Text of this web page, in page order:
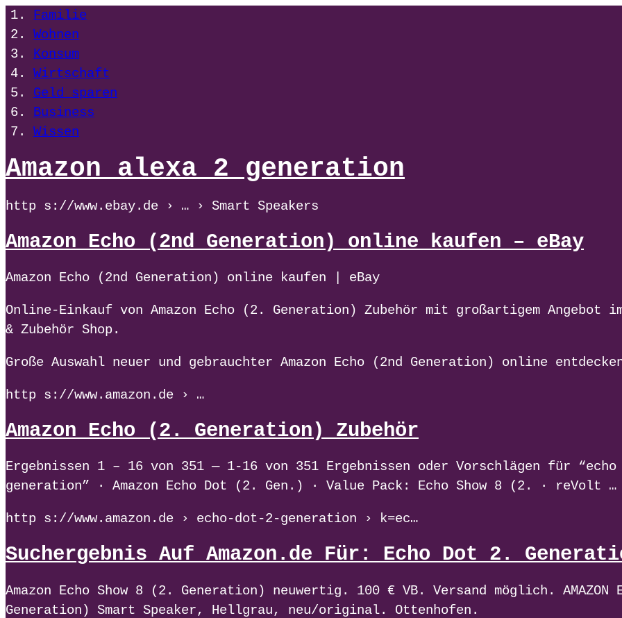
Familie
Wohnen
Konsum
Wirtschaft
Geld sparen
Business
Wissen
Amazon alexa 2 generation
http s://www.ebay.de › … › Smart Speakers
Amazon Echo (2nd Generation) online kaufen – eBay
Amazon Echo (2nd Generation) online kaufen | eBay
Online-Einkauf von Amazon Echo (2. Generation) Zubehör mit großartigem Angebot im
& Zubehör Shop.
Große Auswahl neuer und gebrauchter Amazon Echo (2nd Generation) online
http s://www.amazon.de › …
Amazon Echo (2. Generation) Zubehör
Ergebnissen 1 – 16 von 351 — 1-16 von 351 Ergebnissen oder Vorschlägen für
generation” · Amazon Echo Dot (2. Gen.) · Value Pack: Echo Show 8 (2. · reVolt …
http s://www.amazon.de › echo-dot-2-generation › k=ec…
Suchergebnis Auf Amazon.de Für: Echo Dot 2.
Amazon Echo Show 8 (2. Generation) neuwertig. 100 € VB. Versand möglich. AMAZON
Generation) Smart Speaker, Hellgrau, neu/original. Ottenhofen.